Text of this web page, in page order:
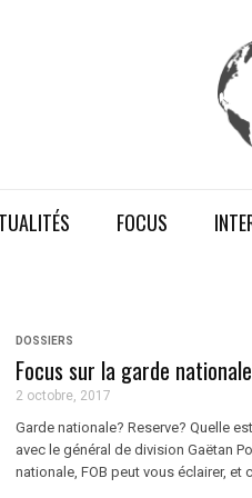
FOCUS
DOSSIERS
Focus sur la garde nationale
2 octobre, 2017
Garde nationale? Reserve? Quelle
avec le général de division Gaëtan
nationale, FOB peut vous éclairer, et